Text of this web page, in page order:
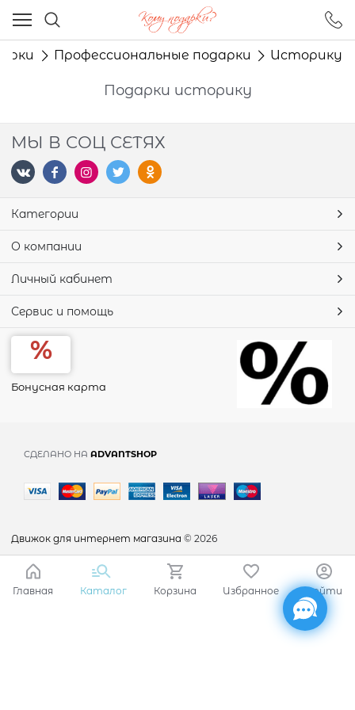
Профессиональные подарки Историку
Подарки историку
МЫ В СОЦ СЕТЯХ
Категории
О компании
Личный кабинет
Сервис и помощь
Бонусная карта
СДЕЛАНО НА ADVANTSHOP
Движок для интернет магазина © 2026
Главная Каталог Корзина Избранное Войти
Ваш город - Москва,
угадали?
ДА НЕТ